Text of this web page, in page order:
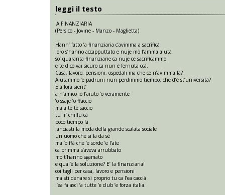
leggi il testo
'A FINANZIARIA
(Persico - Jovine - Manzo - Maglietta)
Hann’ fatto ’a finanziaria c’avimma a sacrificà
loro s’hanno accapputtato e nuje mò l’amma aiutà
so’ quaranta finanziarie ca nuje ce sacrificammo
e te dico vai sicuro ca nun è fernuta ccà.
Casa, lavoro, pensioni, ospedali ma che ce n’avimma fà?
Aiutammo ’e padruni nun perdimmo tiempo, che d’è st’università?
E allora sient’
a n’amico io l’aiuto ’o veramente
’o ssaje ’o ffaccio
ma a te té saccio
tu ir’ chillu cà
poco tiempo fà
lanciasti la moda della grande scalata sociale
un uomo che si fa da sé
ma ’o ffà che ’e sorde ’e l’ate
ca primma s’aveva arrubbato
mo t’hanno sgamato
e qual’è la soluzione? E’ la finanziaria!
coi tagli per casa, lavoro e pensioni
ma sti denare sì proprio tu ca l’ea caccià
l’ea fa ascì ’a tutte ’e club ’e forza italia.